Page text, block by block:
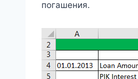
погашения.